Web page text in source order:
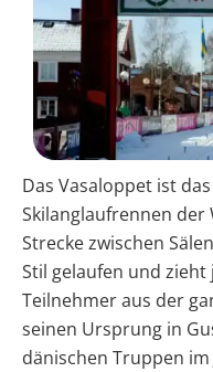
Das Vasaloppet ist
Skilanglaufrennen der
Strecke zwischen
Stil gelaufen und zieht
Teilnehmer aus der
seinen Ursprung in
dänischen Truppen im